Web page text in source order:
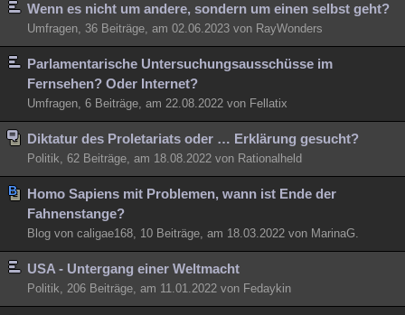
Wenn es nicht um andere, sondern um einen selbst geht?
Umfragen, 36 Beiträge, am 02.06.2023 von RayWonders
Parlamentarische Untersuchungsausschüsse im
Fernsehen? Oder Internet?
Umfragen, 6 Beiträge, am 22.08.2022 von Fellatix
Diktatur des Proletariats oder … Erklärung gesucht?
Politik, 62 Beiträge, am 18.08.2022 von Rationalheld
Homo Sapiens mit Problemen, wann ist Ende der
Fahnenstange?
Blog von caligae168, 10 Beiträge, am 18.03.2022 von MarinaG.
USA - Untergang einer Weltmacht
Politik, 206 Beiträge, am 11.01.2022 von Fedaykin